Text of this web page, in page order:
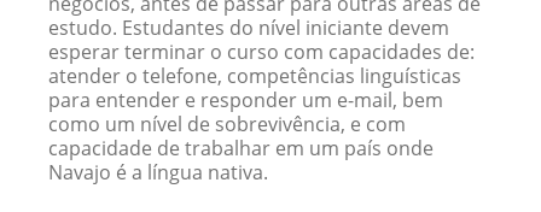
estudo. Estudantes do nível iniciante devem
esperar terminar o curso com capacidades de:
atender o telefone, competências linguísticas
para entender e responder um e-mail, bem
como um nível de sobrevivência, e com
capacidade de trabalhar em um país onde
Navajo é a língua nativa.